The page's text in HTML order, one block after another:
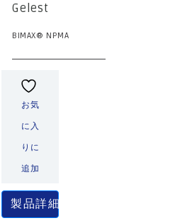
Gelest
BIMAX® NPMA
お気
に入
りに
追加
製品詳細